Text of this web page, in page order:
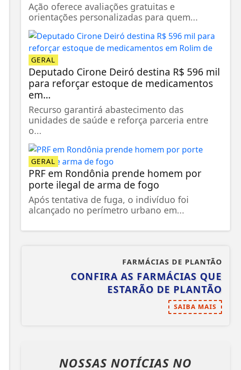
Ação oferece avaliações gratuitas e
orientações personalizadas para quem...
GERAL
Deputado Cirone Deiró destina R$ 596 mil
para reforçar estoque de medicamentos
em...
Recurso garantirá abastecimento das
unidades de saúde e reforça parceria entre
o...
GERAL
PRF em Rondônia prende homem por
porte ilegal de arma de fogo
Após tentativa de fuga, o indivíduo foi
alcançado no perímetro urbano em...
FARMÁCIAS DE PLANTÃO
CONFIRA AS FARMÁCIAS QUE
ESTARÃO DE PLANTÃO
SAIBA MAIS
NOSSAS NOTÍCIAS NO